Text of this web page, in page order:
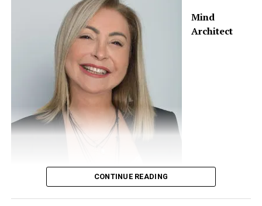
Mind
Architect
www.peggymouzaki.com
CONTINUE READING